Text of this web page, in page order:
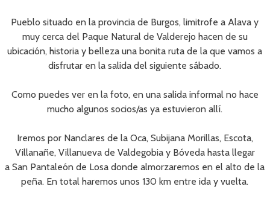
Pueblo situado en la provincia de Burgos, limitrofe a Alava y
muy cerca del Paque Natural de Valderejo hacen de su
ubicación, historia y belleza una bonita ruta de la que vamos a
disfrutar en la salida del siguiente sábado.
Como puedes ver en la foto, en una salida informal no hace
mucho algunos socios/as ya estuvieron allí.
Iremos por Nanclares de la Oca, Subijana Morillas, Escota,
Villanañe, Villanueva de Valdegobia y Bóveda hasta llegar
a San Pantaleón de Losa donde almorzaremos en el alto de la
peña. En total haremos unos 130 km entre ida y vuelta.